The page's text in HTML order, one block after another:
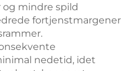
mindre spild
fortjenstmargener
nedetid, idet